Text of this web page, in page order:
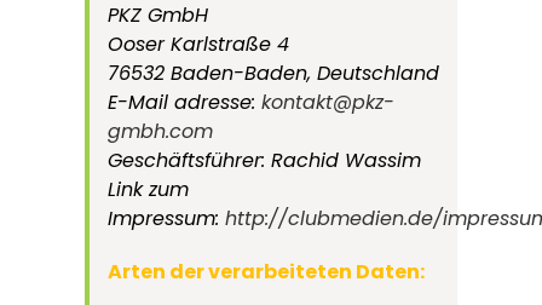
PKZ GmbH
Ooser Karlstraße 4
76532 Baden-Baden, Deutschland
E-Mail adresse: kontakt@pkz-
gmbh.com
Geschäftsführer: Rachid Wassim
Link zum
Impressum: http://clubmedien.de/
Arten der verarbeiteten Daten: